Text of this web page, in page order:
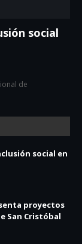
social
de
social en
proyectos
San Cristóbal